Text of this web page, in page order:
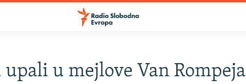
u mejlove Van Rompeja